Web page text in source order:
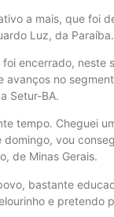
a mais, que foi
Luz, da Paraíba.
encerrado, neste
no
Setur-BA.
tempo. Cheguei
vou
de Minas Gerais.
bastante
e